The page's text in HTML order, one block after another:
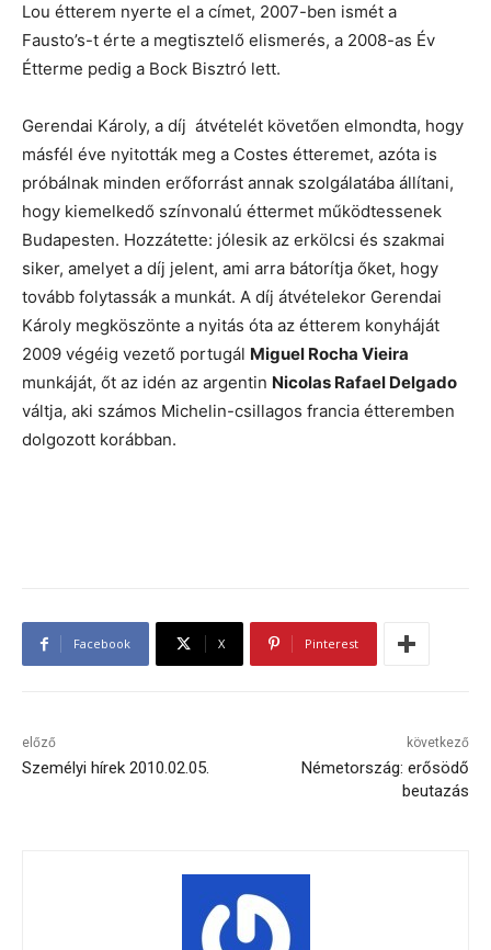
Lou étterem nyerte el a címet, 2007-ben ismét a
Fausto’s-t érte a megtisztelő elismerés, a 2008-as Év
Étterme pedig a Bock Bisztró lett.
Gerendai Károly, a díj átvételét követően elmondta, hogy
másfél éve nyitották meg a Costes étteremet, azóta is
próbálnak minden erőforrást annak szolgálatába állítani,
hogy kiemelkedő színvonalú éttermet működtessenek
Budapesten. Hozzátette: jólesik az erkölcsi és szakmai
siker, amelyet a díj jelent, ami arra bátorítja őket, hogy
tovább folytassák a munkát. A díj átvételekor Gerendai
Károly megköszönte a nyitás óta az étterem konyháját
2009 végéig vezető portugál Miguel Rocha Vieira
munkáját, őt az idén az argentin Nicolas Rafael Delgado
váltja, aki számos Michelin-csillagos francia étteremben
dolgozott korábban.
Facebook X Pinterest
előző
Személyi hírek 2010.02.05.
következő
Németország: erősödő
beutazás